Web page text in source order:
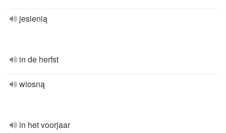
jesienią
in de herfst
wiosną
in het voorjaar